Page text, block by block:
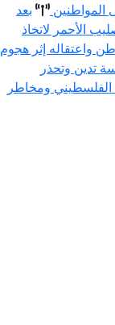
بعد
الأحمر لاتخاذ
واعتقاله إثر هجوم
تدين وتحذر
ومخاطر